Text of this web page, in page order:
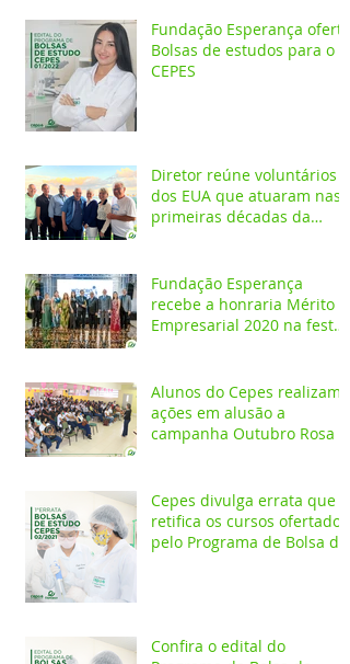
Fundação Esperança oferta
Bolsas de estudos para o
CEPES
Diretor reúne voluntários
dos EUA que atuaram nas
primeiras décadas da
Fundação Esperança
recebe a honraria Mérito
Empresarial 2020 na festa
Alunos do Cepes realizam
ações em alusão a
campanha Outubro Rosa
Cepes divulga errata que
retifica os cursos ofertados
pelo Programa de Bolsa de
Confira o edital do